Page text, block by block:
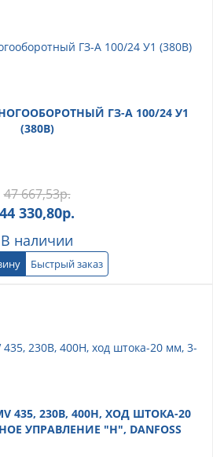
ГЗ-А 100/24 У1
(380В)
47 667,53р.
44 330,80р.
В наличии
Быстрый заказ
435, 230В, 400Н, ХОД ШТОКА-20
УПРАВЛЕНИЕ "Н", DANFOSS